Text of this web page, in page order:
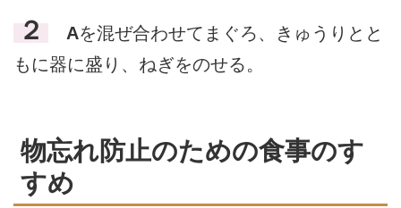
２ Aを混ぜ合わせてまぐろ、きゅうりとと
もに器に盛り、ねぎをのせる。
物忘れ防止のための食事のす
すめ